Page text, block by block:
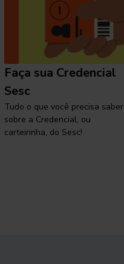
Faça sua Credencial
Sesc
Tudo o que você precisa saber
sobre a Credencial, ou
carteirinha, do Sesc!